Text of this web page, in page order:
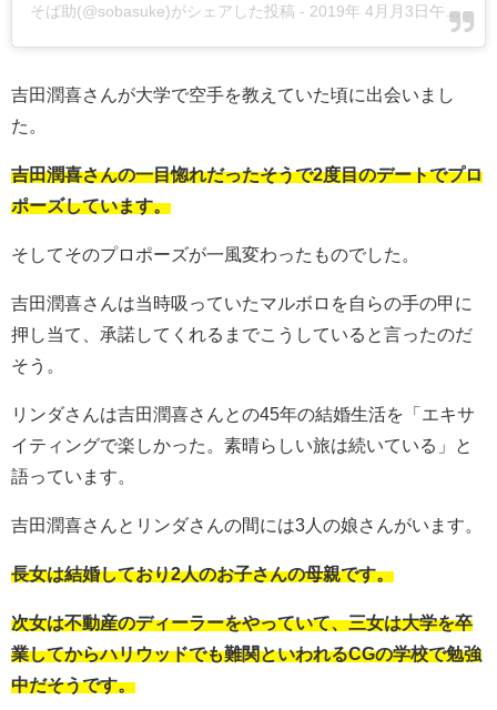
そば助(@sobasuke)がシェアした投稿 - 2019年 4月月3日午前7時32分PDT
吉田潤喜さんが大学で空手を教えていた頃に出会いまし
た。
吉田潤喜さんの一目惚れだったそうで2度目のデートでプロ
ポーズしています。
そしてそのプロポーズが一風変わったものでした。
吉田潤喜さんは当時吸っていたマルボロを自らの手の甲に
押し当て、承諾してくれるまでこうしていると言ったのだ
そう。
リンダさんは吉田潤喜さんとの45年の結婚生活を「エキサ
イティングで楽しかった。素晴らしい旅は続いている」と
語っています。
吉田潤喜さんとリンダさんの間には3人の娘さんがいます。
長女は結婚しており2人のお子さんの母親です。
次女は不動産のディーラーをやっていて、三女は大学を卒
業してからハリウッドでも難関といわれるCGの学校で勉強
中だそうです。